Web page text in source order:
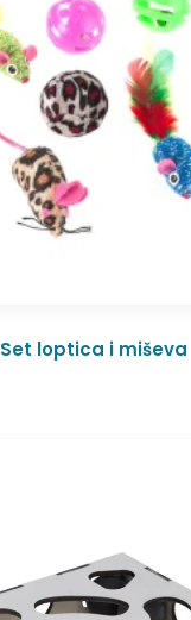
Set loptica i miševa